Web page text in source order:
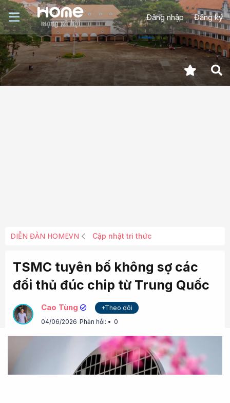
Đăng nhập Đăng ký
DIỄN ĐÀN HOMEVN Cập nhật tri thức
TSMC tuyên bố không sợ các
đối thủ đúc chip từ Trung Quốc
Cao Tùng
+Theo dõi
04/06/2026 Phản hồi: 0